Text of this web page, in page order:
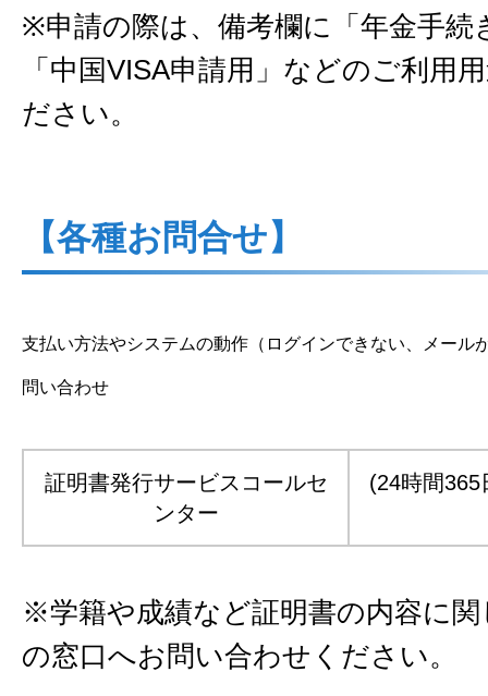
※申請の際は、備考欄に「年金手続
「中国VISA申請用」などのご利用
ださい。
【各種お問合せ】
支払い方法やシステムの動作（ログインできない、メール
問い合わせ
証明書発行サービスコールセ
ンター
(24時間
※学籍や成績など証明書の内容に
の窓口へお問い合わせください。